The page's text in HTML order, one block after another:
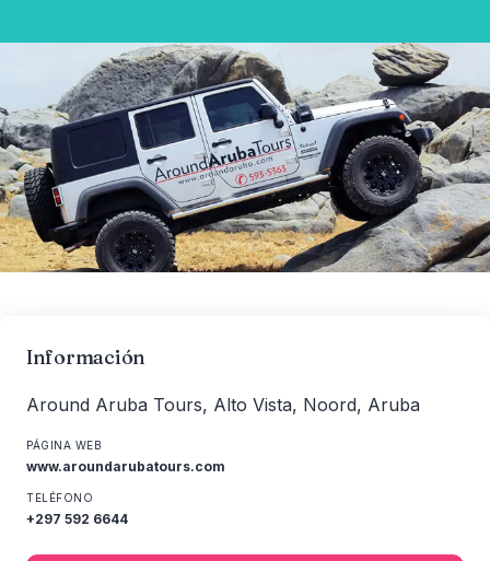
Información
Around Aruba Tours, Alto Vista, Noord, Aruba
PÁGINA WEB
www.aroundarubatours.com
TELÉFONO
+297 592 6644